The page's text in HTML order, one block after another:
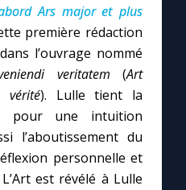
Ars major et plus
première rédaction
l’ouvrage nommé
veritatem (Art
vérité). Lulle tient la
pour une intuition
l’aboutissement du
personnelle et
est révélé à Lulle